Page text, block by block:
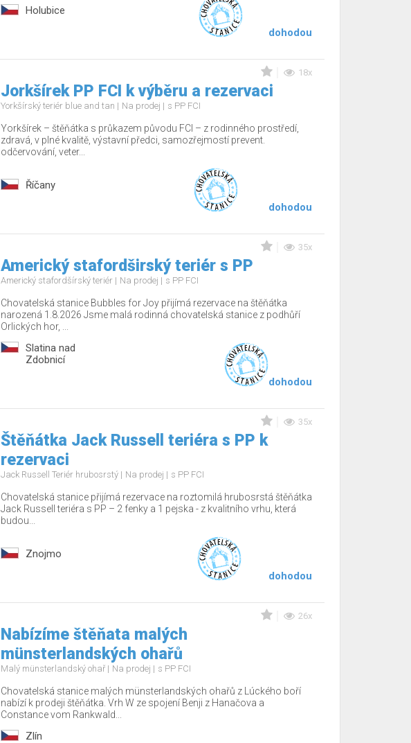
Holubice
dohodou
18x
Jorkšírek PP FCI k výběru a rezervaci
Yorkšírský teriér blue and tan Na prodej s PP FCI
Yorkšírek – štěňátka s průkazem původu FCI – z rodinného prostředí,
zdravá, v plné kvalitě, výstavní předci, samozřejmostí prevent.
odčervování, veter...
Říčany
dohodou
35x
Americký stafordširský teriér s PP
Americký stafordšírský teriér Na prodej s PP FCI
Chovatelská stanice Bubbles for Joy přijímá rezervace na štěňátka
narozená 1.8.2026 Jsme malá rodinná chovatelská stanice z podhůří
Orlických hor, ...
Slatina nad
Zdobnicí
dohodou
35x
Štěňátka Jack Russell teriéra s PP k
rezervaci
Jack Russell Teriér hrubosrstý Na prodej s PP FCI
Chovatelská stanice přijímá rezervace na roztomilá hrubosrstá štěňátka
Jack Russell teriéra s PP – 2 fenky a 1 pejska - z kvalitního vrhu, která
budou...
Znojmo
dohodou
26x
Nabízíme štěňata malých
münsterlandských ohařů
Malý münsterlandský ohař Na prodej s PP FCI
Chovatelská stanice malých münsterlandských ohařů z Lúckého boří
nabízí k prodeji štěňátka. Vrh W ze spojení Benji z Hanačova a
Constance vom Rankwald...
Zlín